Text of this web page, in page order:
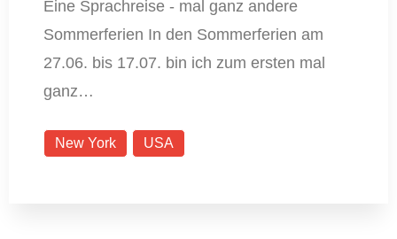
Eine Sprachreise - mal ganz andere
Sommerferien In den Sommerferien am
27.06. bis 17.07. bin ich zum ersten mal
ganz…
New York USA